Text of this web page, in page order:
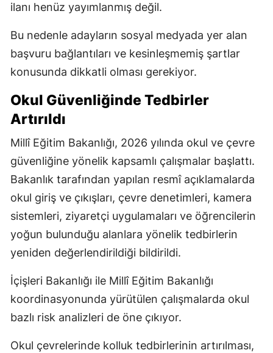
ilanı henüz yayımlanmış değil.
Bu nedenle adayların sosyal medyada yer alan
başvuru bağlantıları ve kesinleşmemiş şartlar
konusunda dikkatli olması gerekiyor.
Okul Güvenliğinde Tedbirler
Artırıldı
Millî Eğitim Bakanlığı, 2026 yılında okul ve çevre
güvenliğine yönelik kapsamlı çalışmalar başlattı.
Bakanlık tarafından yapılan resmî açıklamalarda
okul giriş ve çıkışları, çevre denetimleri, kamera
sistemleri, ziyaretçi uygulamaları ve öğrencilerin
yoğun bulunduğu alanlara yönelik tedbirlerin
yeniden değerlendirildiği bildirildi.
İçişleri Bakanlığı ile Millî Eğitim Bakanlığı
koordinasyonunda yürütülen çalışmalarda okul
bazlı risk analizleri de öne çıkıyor.
Okul çevrelerinde kolluk tedbirlerinin artırılması,